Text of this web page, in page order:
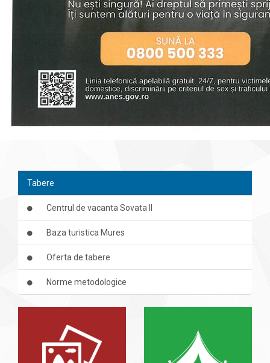
Tabere
Centrul de vacanta Sovata II
Baza turistica Mures
Oferta de tabere
Norme metodologice